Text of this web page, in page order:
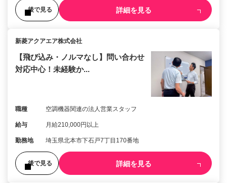
後で見る 詳細を見る
新菱アクアエア株式会社
【飛び込み・ノルマなし】問い合わせ
対応中心！未経験か...
職種 空調機器関連の法人営業スタッフ
給与 月給210,000円以上
勤務地 埼玉県北本市下石戸7丁目170番地
後で見る 詳細を見る